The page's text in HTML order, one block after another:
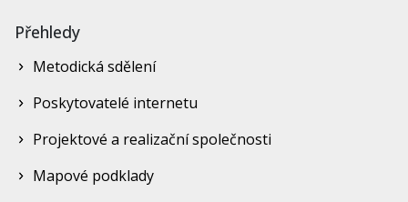
Přehledy
Metodická sdělení
Poskytovatelé internetu
Projektové a realizační společnosti
Mapové podklady